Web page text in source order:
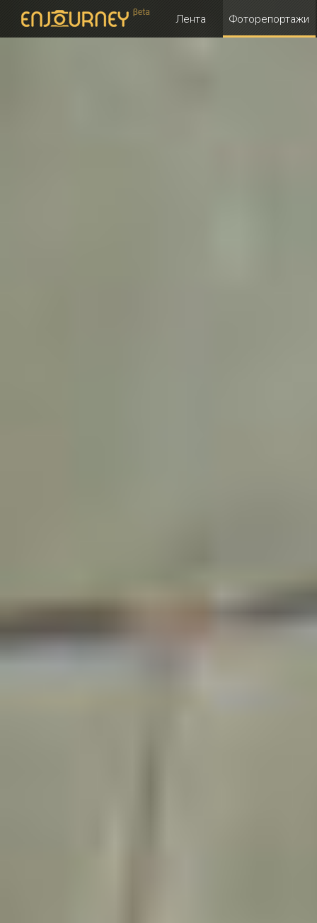
Лента Фоторепортажи